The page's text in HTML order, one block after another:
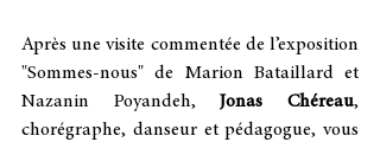
Après une visite commentée de l’exposition
"Sommes-nous" de Marion Bataillard et
Nazanin Poyandeh, Jonas Chéreau,
chorégraphe, danseur et pédagogue, vous